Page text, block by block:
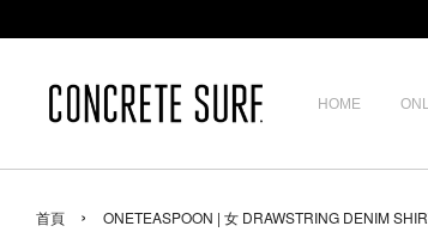
HOME
首頁 › ONETEASPOON | 女 DRAWSTRING DENIM